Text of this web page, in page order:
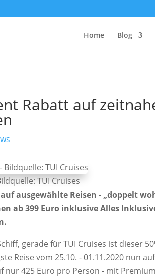
Home Blog
Rabatt auf
TUI Cruises
ausgewählte Reisen - „doppelt
ab 399 Euro inklusive Alles
gerade für TUI Cruises ist dieser
Reise vom 25.10. - 01.11.2020 nun
425 Euro pro Person - mit